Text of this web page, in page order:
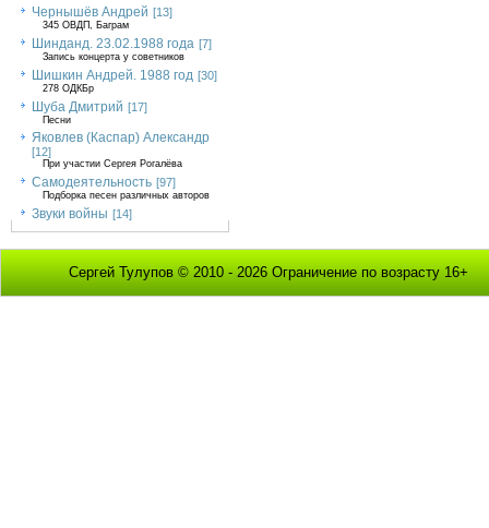
Чернышёв Андрей [13]
345 ОВДП, Баграм
Шинданд. 23.02.1988 года [7]
Запись концерта у советников
Шишкин Андрей. 1988 год [30]
278 ОДКБр
Шуба Дмитрий [17]
Песни
Яковлев (Каспар) Александр
[12]
При участии Сергея Рогалёва
Самодеятельность [97]
Подборка песен различных авторов
Звуки войны [14]
Сергей Тулупов © 2010 - 2026 Ограничение по возрасту 16+